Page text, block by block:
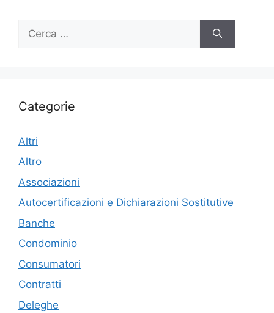
per:
Categorie
Altri
Altro
Associazioni
Autocertificazioni e Dichiarazioni Sostitutive
Banche
Condominio
Consumatori
Contratti
Deleghe